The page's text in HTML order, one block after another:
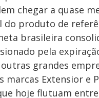
chegar a quase
do produto de
brasileira
pela
grandes
marcas Extensior e
hoje flutuam entre